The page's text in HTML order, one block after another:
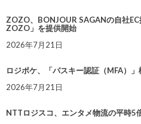
ZOZO、BONJOUR SAGANの自社
ZOZO」を提供開始
2026年7月21日
ロジポケ、「パスキー認証（MFA）
2026年7月21日
NTTロジスコ、エンタメ物流の平時